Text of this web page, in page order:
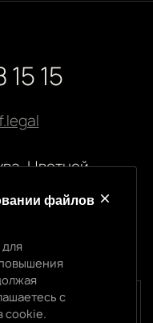
15
Цветной
cookie
файлов
с
cookie.